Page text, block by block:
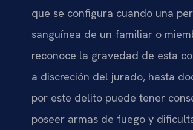
que se configura cuando una
sanguínea de un familiar o
reconoce la gravedad de esta
a discreción del jurado, hasta
por este delito puede tener
poseer armas de fuego y